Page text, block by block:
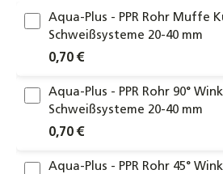
Aqua-Plus - PPR Rohr Muffe
Schweißsysteme 20-40 mm
0,70 €
Aqua-Plus - PPR Rohr 90°
Schweißsysteme 20-40 mm
0,70 €
Aqua-Plus - PPR Rohr 45°